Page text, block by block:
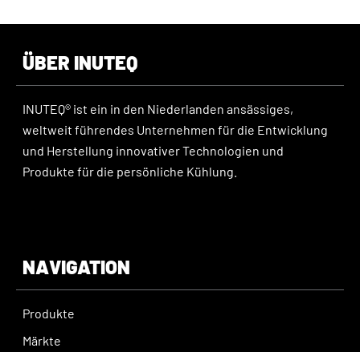
ÜBER INUTEQ
INUTEQ® ist ein in den Niederlanden ansässiges,
weltweit führendes Unternehmen für die Entwicklung
und Herstellung innovativer Technologien und
Produkte für die persönliche Kühlung.
NAVIGATION
Produkte
Märkte